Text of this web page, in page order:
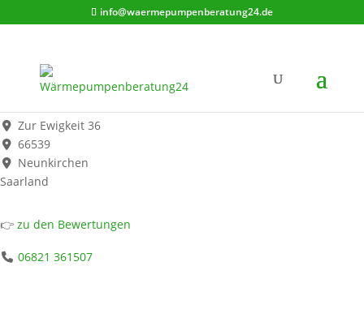
info@waermepumpenberatung24.de
Peter Schwindling
Werbung*
Zur Ewigkeit 36
66539
Neunkirchen
Saarland
👉 zu den Bewertungen
06821 361507